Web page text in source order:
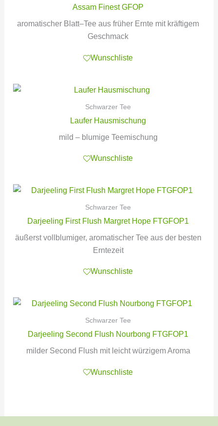
Assam Finest GFOP
aromatischer Blatt–Tee aus früher Ernte mit kräftigem
Geschmack
Wunschliste
Schwarzer Tee
Laufer Hausmischung
mild – blumige Teemischung
Wunschliste
Schwarzer Tee
Darjeeling First Flush Margret Hope FTGFOP1
äußerst vollblumiger, aromatischer Tee aus der besten
Erntezeit
Wunschliste
Schwarzer Tee
Darjeeling Second Flush Nourbong FTGFOP1
milder Second Flush mit leicht würzigem Aroma
Wunschliste